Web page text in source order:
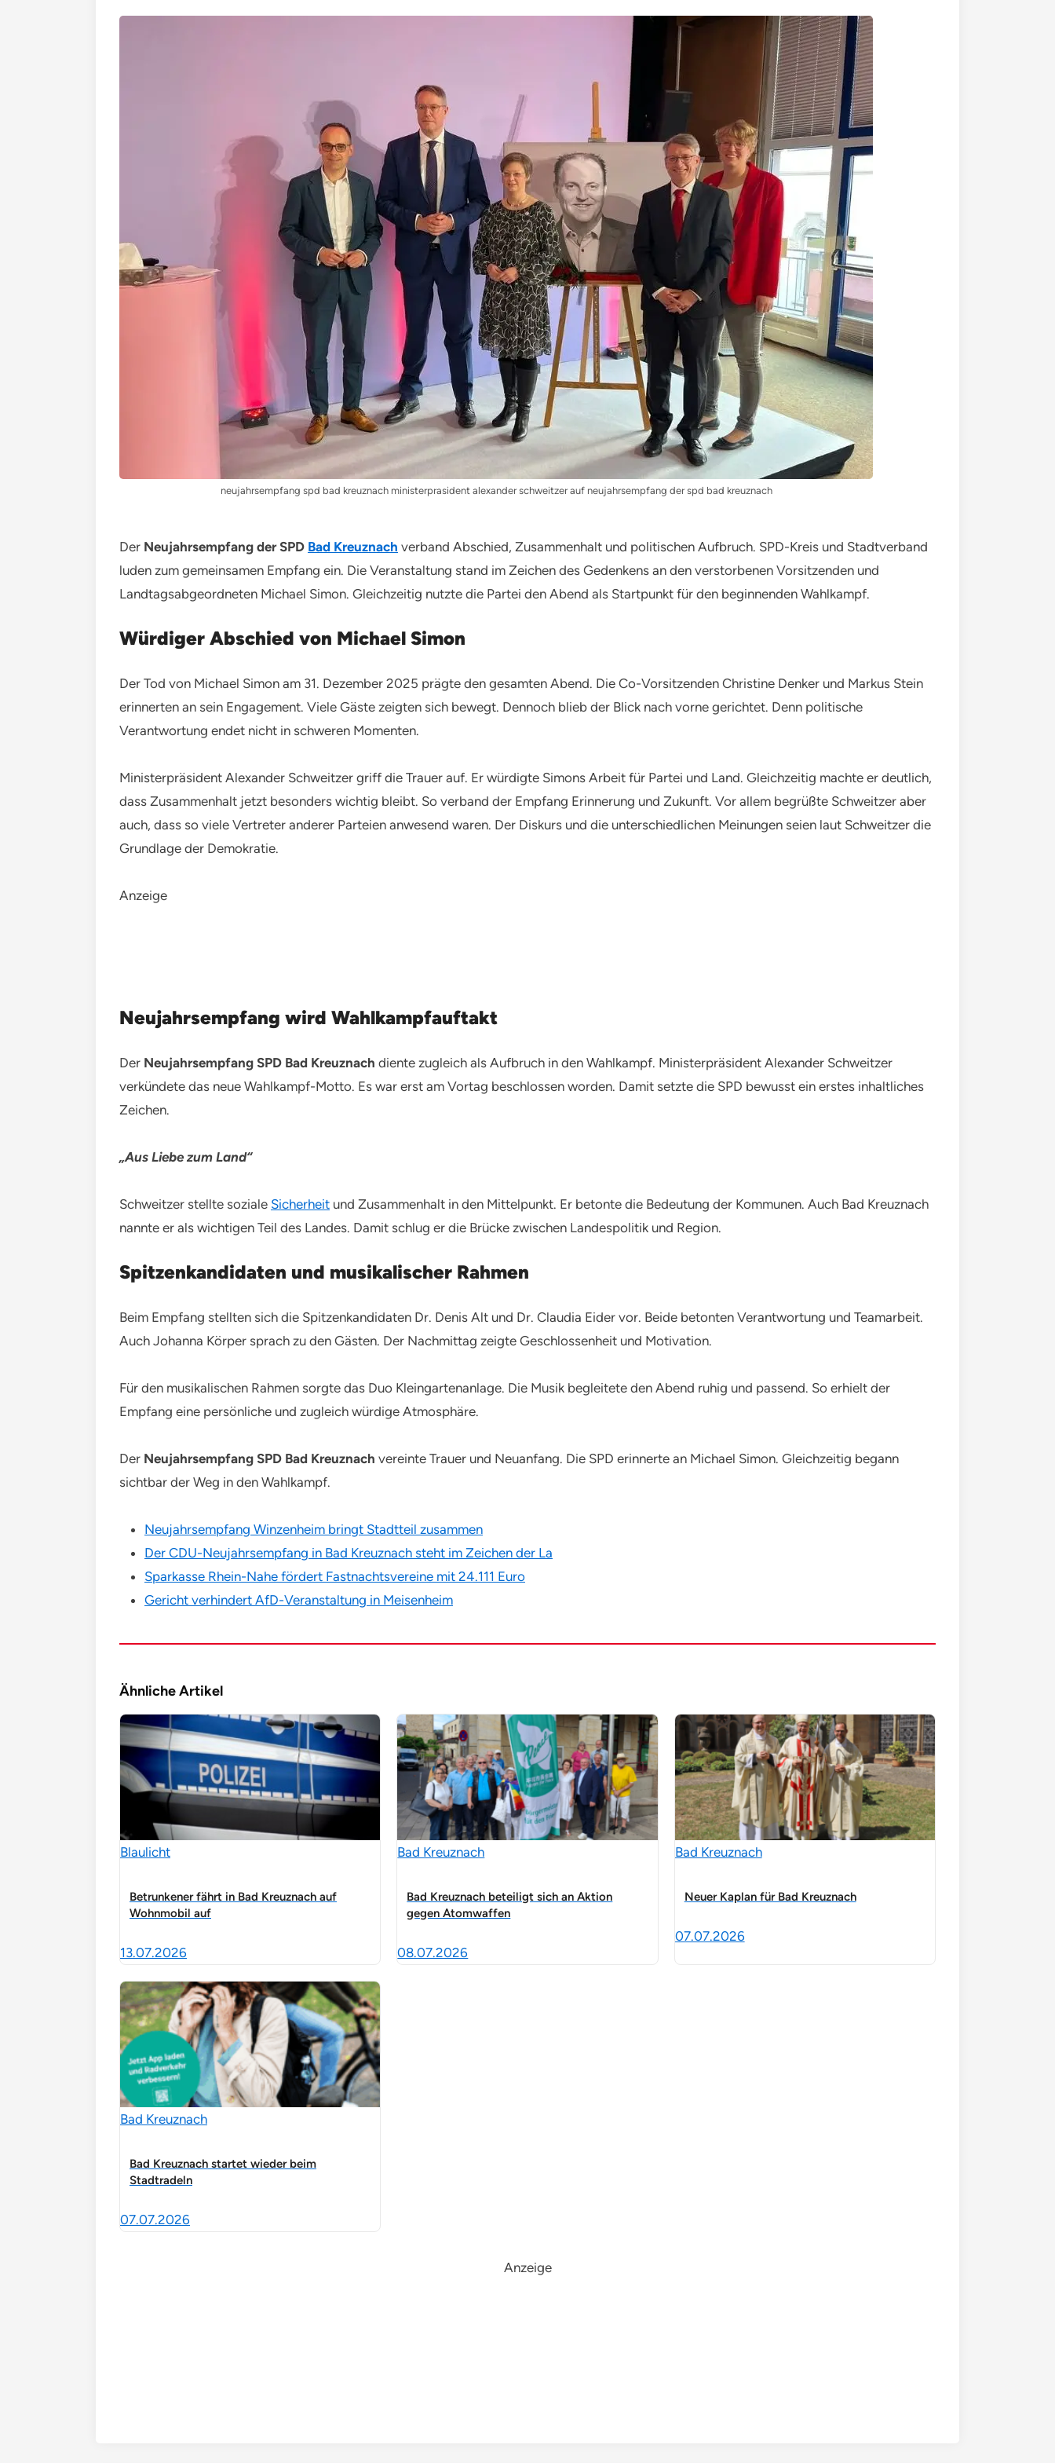
neujahrsempfang spd bad kreuznach ministerprasident alexander schweitzer auf neujahrsempfang der spd bad kreuznach
Der Neujahrsempfang der SPD Bad Kreuznach verband Abschied, Zusammenhalt und politischen Aufbruch. SPD-Kreis und Stadtverband
luden zum gemeinsamen Empfang ein. Die Veranstaltung stand im Zeichen des Gedenkens an den verstorbenen Vorsitzenden und
Landtagsabgeordneten Michael Simon. Gleichzeitig nutzte die Partei den Abend als Startpunkt für den beginnenden Wahlkampf.
Würdiger Abschied von Michael Simon
Der Tod von Michael Simon am 31. Dezember 2025 prägte den gesamten Abend. Die Co-Vorsitzenden Christine Denker und Markus Stein
erinnerten an sein Engagement. Viele Gäste zeigten sich bewegt. Dennoch blieb der Blick nach vorne gerichtet. Denn politische
Verantwortung endet nicht in schweren Momenten.
Ministerpräsident Alexander Schweitzer griff die Trauer auf. Er würdigte Simons Arbeit für Partei und Land. Gleichzeitig machte er deutlich,
dass Zusammenhalt jetzt besonders wichtig bleibt. So verband der Empfang Erinnerung und Zukunft. Vor allem begrüßte Schweitzer aber
auch, dass so viele Vertreter anderer Parteien anwesend waren. Der Diskurs und die unterschiedlichen Meinungen seien laut Schweitzer die
Grundlage der Demokratie.
Anzeige
Neujahrsempfang wird Wahlkampfauftakt
Der Neujahrsempfang SPD Bad Kreuznach diente zugleich als Aufbruch in den Wahlkampf. Ministerpräsident Alexander Schweitzer
verkündete das neue Wahlkampf-Motto. Es war erst am Vortag beschlossen worden. Damit setzte die SPD bewusst ein erstes inhaltliches
Zeichen.
„Aus Liebe zum Land“
Schweitzer stellte soziale Sicherheit und Zusammenhalt in den Mittelpunkt. Er betonte die Bedeutung der Kommunen. Auch Bad Kreuznach
nannte er als wichtigen Teil des Landes. Damit schlug er die Brücke zwischen Landespolitik und Region.
Spitzenkandidaten und musikalischer Rahmen
Beim Empfang stellten sich die Spitzenkandidaten Dr. Denis Alt und Dr. Claudia Eider vor. Beide betonten Verantwortung und Teamarbeit.
Auch Johanna Körper sprach zu den Gästen. Der Nachmittag zeigte Geschlossenheit und Motivation.
Für den musikalischen Rahmen sorgte das Duo Kleingartenanlage. Die Musik begleitete den Abend ruhig und passend. So erhielt der
Empfang eine persönliche und zugleich würdige Atmosphäre.
Der Neujahrsempfang SPD Bad Kreuznach vereinte Trauer und Neuanfang. Die SPD erinnerte an Michael Simon. Gleichzeitig begann
sichtbar der Weg in den Wahlkampf.
Neujahrsempfang Winzenheim bringt Stadtteil zusammen
Der CDU-Neujahrsempfang in Bad Kreuznach steht im Zeichen der La
Sparkasse Rhein-Nahe fördert Fastnachtsvereine mit 24.111 Euro
Gericht verhindert AfD-Veranstaltung in Meisenheim
Ähnliche Artikel
Blaulicht
Betrunkener fährt in Bad Kreuznach auf
Wohnmobil auf
13.07.2026
Bad Kreuznach
Bad Kreuznach beteiligt sich an Aktion
gegen Atomwaffen
08.07.2026
Bad Kreuznach
Neuer Kaplan für Bad Kreuznach
07.07.2026
Bad Kreuznach
Bad Kreuznach startet wieder beim
Stadtradeln
07.07.2026
Anzeige